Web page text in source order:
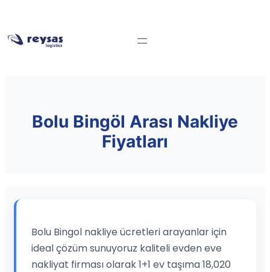
Bolu Bingöl Arası Nakliye
Fiyatları
Bolu Bingol nakliye ücretleri arayanlar için
ideal çözüm sunuyoruz kaliteli evden eve
nakliyat firması olarak 1+1 ev taşıma 18,020